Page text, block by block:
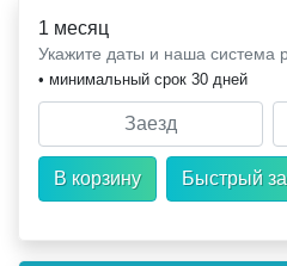
1 месяц
Укажите даты и наша система
• минимальный срок 30 дней